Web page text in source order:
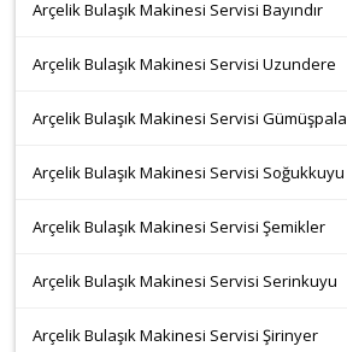
Arçelik Bulaşık Makinesi Servisi Bayındır
Arçelik Bulaşık Makinesi Servisi Uzundere
Arçelik Bulaşık Makinesi Servisi Gümüşpala
Arçelik Bulaşık Makinesi Servisi Soğukkuyu
Arçelik Bulaşık Makinesi Servisi Şemikler
Arçelik Bulaşık Makinesi Servisi Serinkuyu
Arçelik Bulaşık Makinesi Servisi Şirinyer